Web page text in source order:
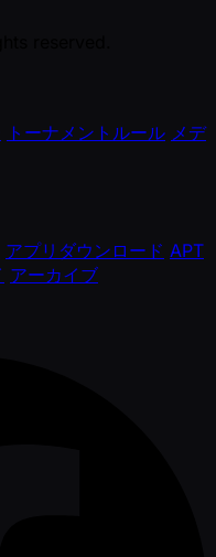
トーナメントルール メデ
アプリダウンロード APT
アーカイブ